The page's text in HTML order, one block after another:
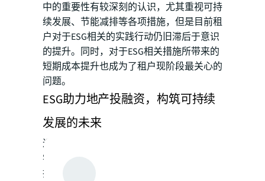
中的重要性有较深刻的认识，尤其重视可持
续发展、节能减排等各项措施，但是目前租
户对于ESG相关的实践行动仍旧滞后于意识
的提升。同时，对于ESG相关措施所带来的
短期成本提升也成为了租户现阶段最关心的
问题。
ESG助力地产投融资，构筑可持续
发展的未来
近年来，PRI（责任投资倡议）及NZAM（净
零资产管理者倡议）等可持续发展和负责任
投资相关倡议的提出，对投资人的投资策略